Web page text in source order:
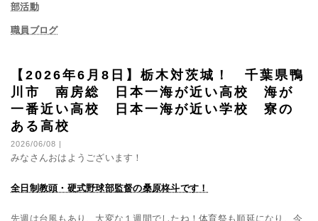
部活動
職員ブログ
【2026年6月8日】栃木対茨城！ 千葉県鴨
川市 南房総 日本一海が近い高校 海が
一番近い高校 日本一海が近い学校 寮の
ある高校
2026/06/08 |
みなさんおはようございます！
全日制教頭・硬式野球部監督の桑原柊斗です！
先週は台風もあり、大変な１週間でしたね！体育祭も順延になり、今